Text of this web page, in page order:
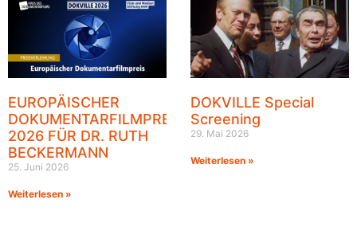
EUROPÄISCHER
DOKUMENTARFILMPREIS
2026 FÜR DR. RUTH
BECKERMANN
25. Juni 2026
Weiterlesen »
DOKVILLE Special
Screening
29. Mai 2026
Weiterlesen »